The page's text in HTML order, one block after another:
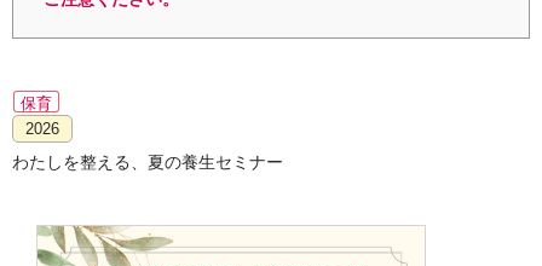
保育
2026
わたしを整える、夏の養生セミナー